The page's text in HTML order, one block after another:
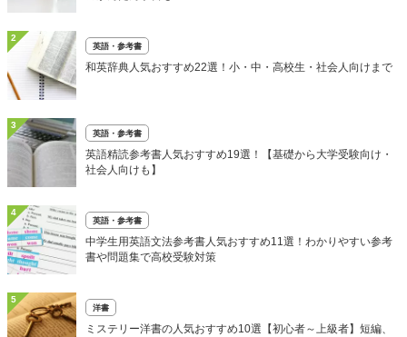
2
英語・参考書
和英辞典人気おすすめ22選！小・中・高校生・社会人向けまで
3
英語・参考書
英語精読参考書人気おすすめ19選！【基礎から大学受験向け・
社会人向けも】
4
英語・参考書
中学生用英語文法参考書人気おすすめ11選！わかりやすい参考
書や問題集で高校受験対策
5
洋書
ミステリー洋書の人気おすすめ10選【初心者～上級者】短編、